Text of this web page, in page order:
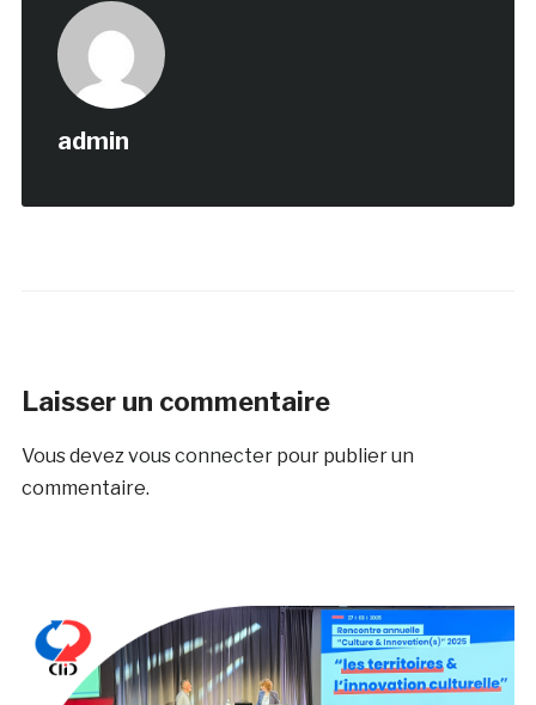
admin
Laisser un commentaire
Vous devezvous connecterpour publier un
commentaire.